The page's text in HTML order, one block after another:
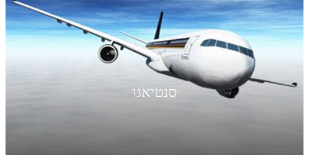
סנטיאגו